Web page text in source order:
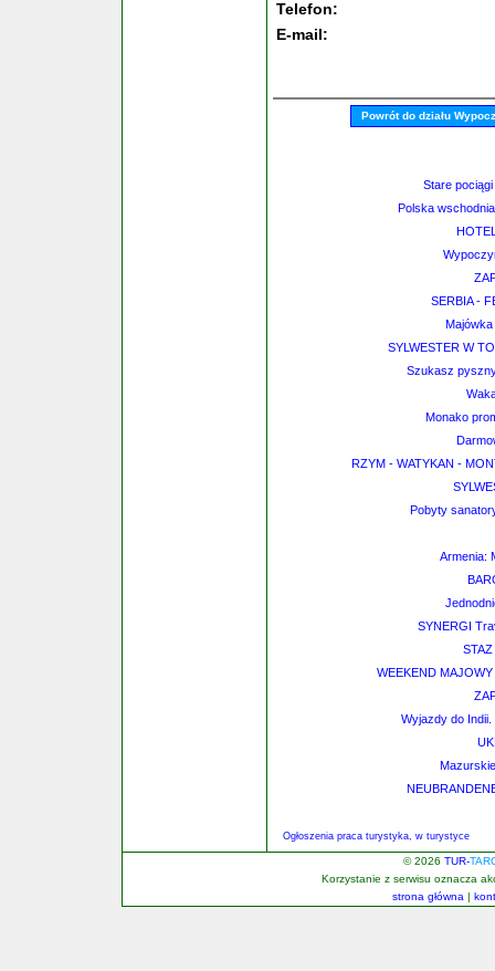
Telefon:
E-mail:
Powrót do działu
Stare
Polska
SERBIA -
Majówka
SYLWESTER W
Szukasz
Monako
RZYM - WATYKAN -
Pobyty
Armenia:
SYNERGI
WEEKEND
Wyjazdy do
Ogłoszenia praca turystyka, w turystyce
© 2026 TUR-
Korzystanie z serwisu oznacza
strona główna |